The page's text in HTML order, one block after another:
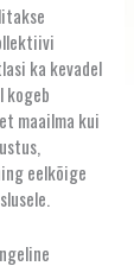
ka kevadel
kogeb
maailma kui
eelkõige